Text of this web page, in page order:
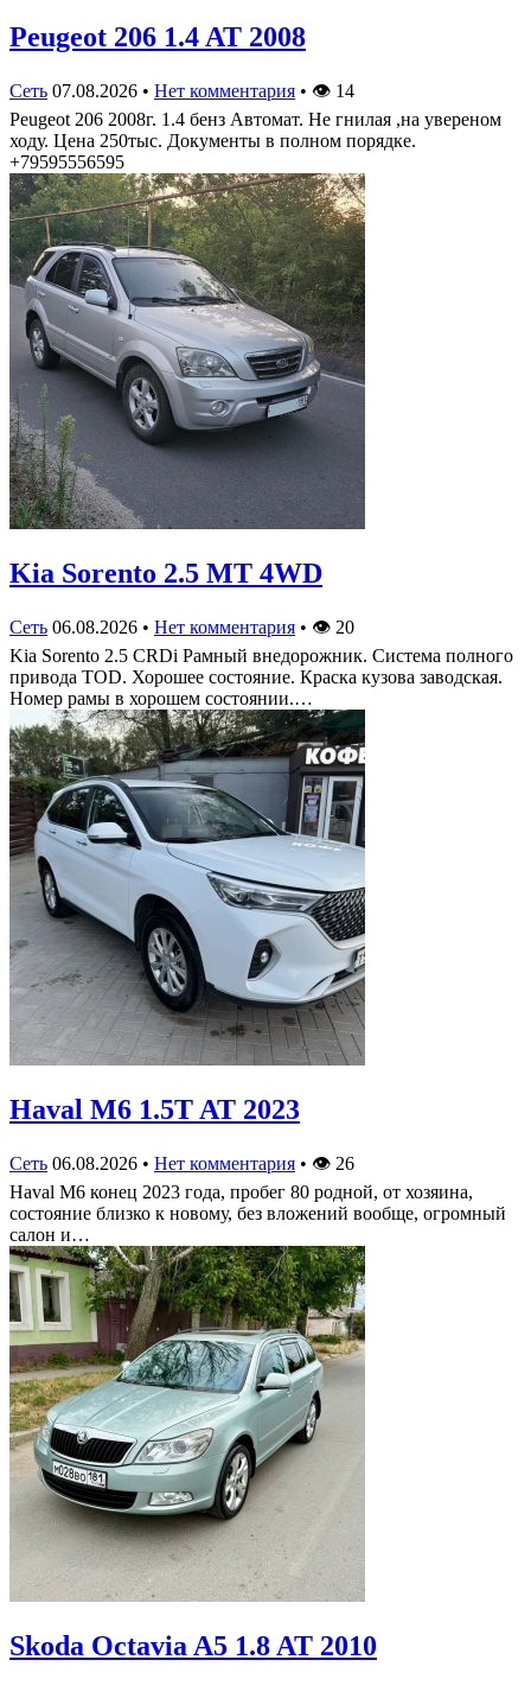
Peugeot 206 1.4 AT 2008
Сеть 07.08.2026 • Нет комментария • 👁 14
Peugeot 206 2008г. 1.4 бенз Автомат. Не гнилая ,на увереном
ходу. Цена 250тыс. Документы в полном порядке.
+79595556595
Kia Sorento 2.5 MT 4WD
Сеть 06.08.2026 • Нет комментария • 👁 20
Kia Sorento 2.5 CRDi Рамный внедорожник. Система полного
привода TOD. Хорошее состояние. Краска кузова заводская.
Номер рамы в хорошем состоянии.…
Haval M6 1.5T AT 2023
Сеть 06.08.2026 • Нет комментария • 👁 26
Haval M6 конец 2023 года, пробег 80 родной, от хозяина,
состояние близко к новому, без вложений вообще, огромный
салон и…
Skoda Octavia A5 1.8 AT 2010